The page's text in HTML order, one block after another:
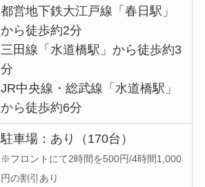
都営地下鉄大江戸線「春日駅」
から徒歩約2分
三田線「水道橋駅」から徒歩約3
分
JR中央線・総武線「水道橋駅」
から徒歩約6分
駐車場：あり（170台）
※フロントにて2時間を500円/4時間1,000
円の割引あり